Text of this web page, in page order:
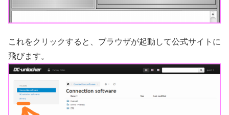
これをクリックすると、ブラウザが起動して公式サイトに
飛びます。